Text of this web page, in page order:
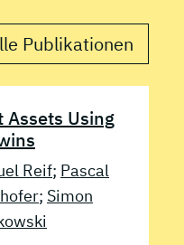
Publikationen
Using
Reif; Pascal
; Simon